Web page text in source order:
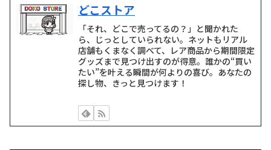
どこストア
「それ、どこで売ってるの？」と聞かれた
ら、じっとしていられない。ネットもリアル
店舗もくまなく調べて、レア商品から期間限定
グッズまで見つけ出すのが得意。誰かの“買い
たい”を叶える瞬間が何よりの喜び。あなたの
探し物、きっと見つけます！